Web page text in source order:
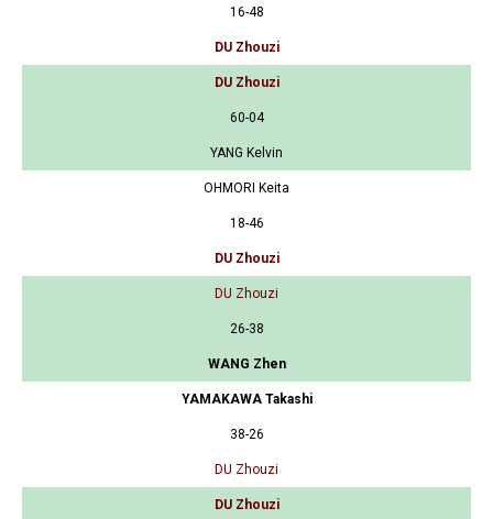
16-48
DU Zhouzi
DU Zhouzi
60-04
YANG Kelvin
OHMORI Keita
18-46
DU Zhouzi
DU Zhouzi
26-38
WANG Zhen
YAMAKAWA Takashi
38-26
DU Zhouzi
DU Zhouzi